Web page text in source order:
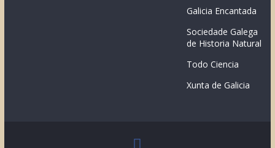
Galicia Encantada
Sociedade Galega
de Historia Natural
Todo Ciencia
Xunta de Galicia